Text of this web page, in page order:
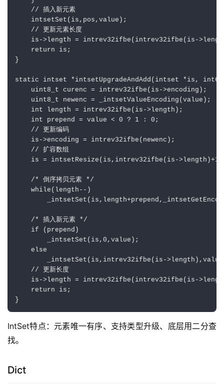
    // 插入新元素
    intsetSet(is,pos,value);
    // 更新元素长度
is->length = intrev32ifbe(intrev32ifbe(is-
    return is;
}
static intset *intsetUpgradeAndAdd(intset *is,
    uint8_t curenc = intrev32ifbe(is->encoding);
    uint8_t newenc = _intsetValueEncoding(value);
    int length = intrev32ifbe(is->length);
    int prepend = value < 0 ? 1 : 0;
    // 更新编码
    is->encoding = intrev32ifbe(newenc);
    // 扩容数组
is = intsetResize(is,intrev32ifbe(is-
    /* 倒序拷贝元素 */
    while(length--)
    /* 插入新元素 */
    if (prepend)
        _intsetSet(is,0,value);
    else
_intsetSet(is,intrev32ifbe(is-
    // 更新长度
is->length = intrev32ifbe(intrev32ifbe(is-
    return is;
IntSet特点：元素唯一有序、支持类型升级、底层用二分查
找。
Dict